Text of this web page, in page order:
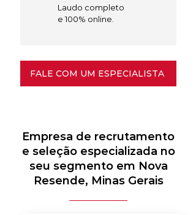
Laudo completo
e 100% online.
FALE COM UM ESPECIALISTA
Empresa de recrutamento
e seleção especializada no
seu segmento em Nova
Resende, Minas Gerais